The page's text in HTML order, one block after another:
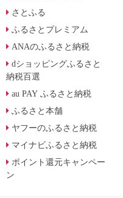
さとふる
ふるさとプレミアム
ANAのふるさと納税
dショッピングふるさと
納税百選
au PAY ふるさと納税
ふるさと本舗
ヤフーのふるさと納税
マイナビふるさと納税
ポイント還元キャンペー
ン